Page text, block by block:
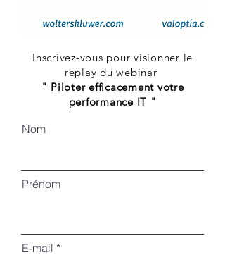
Inscrivez-vous pour visionner le
replay du webinar
" Piloter efficacement votre
performance IT "
Nom
Prénom
E-mail